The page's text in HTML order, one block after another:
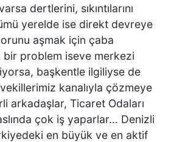
DTO’DAN İŞLETMELERE
ENERJİ VERİMLİLİĞİ
DESTEĞİ
BAŞKAN ERDOĞAN:
TİCARETİN YENİ DİLİ
DİJİTALLEŞMEDİR
dertlerini, sıkıntılarını
yerelde ise direkt devreye
aşmak için çaba
bir problem iseve merkezi
başkentle ilgiliyse de
kanalıyla çözmeye
arkadaşlar, Ticaret Odaları
çok iş yaparlar... Denizli
en büyük ve en aktif